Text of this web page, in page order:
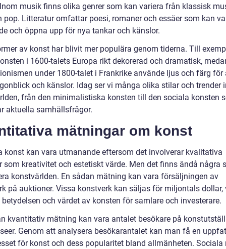
musik finns olika genrer som kan variera från klassisk
pop. Litteratur omfattar poesi, romaner och essäer som kan
och öppna upp för nya tankar och känslor.
av konst har blivit mer populära genom tiderna. Till
i 1600-talets Europa rikt dekorerad och dramatisk,
under 1800-talet i Frankrike använde ljus och färg för
och känslor. Idag ser vi många olika stilar och trender
från den minimalistiska konsten till den sociala konsten
aktuella samhällsfrågor.
mätningar om konst
konst kan vara utmanande eftersom det involverar kvalitativa
som kreativitet och estetiskt värde. Men det finns ändå några
konstvärlden. En sådan mätning kan vara försäljningen av
på auktioner. Vissa konstverk kan säljas för miljontals dollar,
och värdet av konsten för samlare och investerare.
kvantitativ mätning kan vara antalet besökare på
Genom att analysera besökarantalet kan man få en
för konst och dess popularitet bland allmänheten. Sociala